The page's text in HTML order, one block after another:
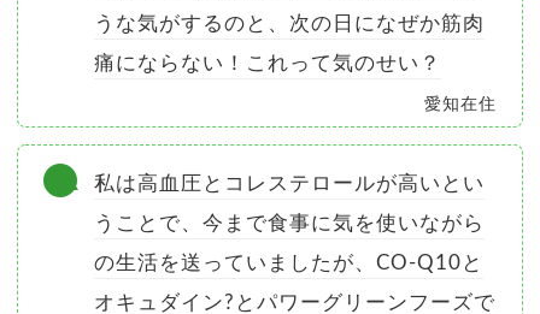
うな気がするのと、次の日になぜか筋肉
痛にならない！これって気のせい？
愛知在住
私は高血圧とコレステロールが高いとい
うことで、今まで食事に気を使いながら
の生活を送っていましたが、CO-Q10と
オキュダイン?とパワーグリーンフーズで